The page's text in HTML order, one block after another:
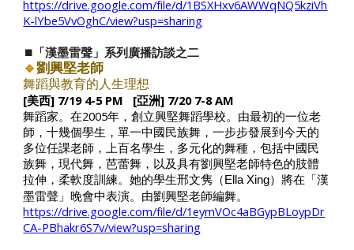
https://drive.google.com/file/d/1BSXHxv6AWWqNQ5kziVh
K-lYbe5VvOghC/view?usp=sharing
⏹️「漢墨雷聲」系列廣播訪談之二
🔹劉興堅老師
舞蹈與教育的人生理想
[美西] 7/19 4-5 PM [亞洲] 7/20 7-8 AM
舞蹈家。在2005年，創立興堅舞蹈學校。由最初的一位老
師，十幾個學生，單一中國民族舞，一步步發展到今天的
多位任課老師，上百名學生，多元化的舞種，包括中國民
族舞，現代舞，芭蕾舞，以及具有劉興堅老師特色的肢體
拉伸，柔軟度訓練。她的學生邢文隽 （ Ella Xing）將在「漢
墨雷聲」晚會中表演。由劉興堅老師編舞。
https://drive.google.com/file/d/1eymVOc4aBGypBLoypDr
CA-PBhakr6S7v/view?usp=sharing